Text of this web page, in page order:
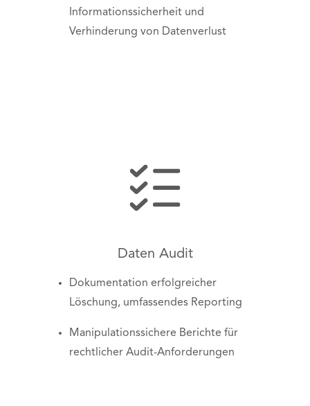
Informationssicherheit und
Verhinderung von Datenverlust
Daten Audit
Dokumentation erfolgreicher
Löschung, umfassendes Reporting
Manipulationssichere Berichte für
rechtlicher Audit-Anforderungen